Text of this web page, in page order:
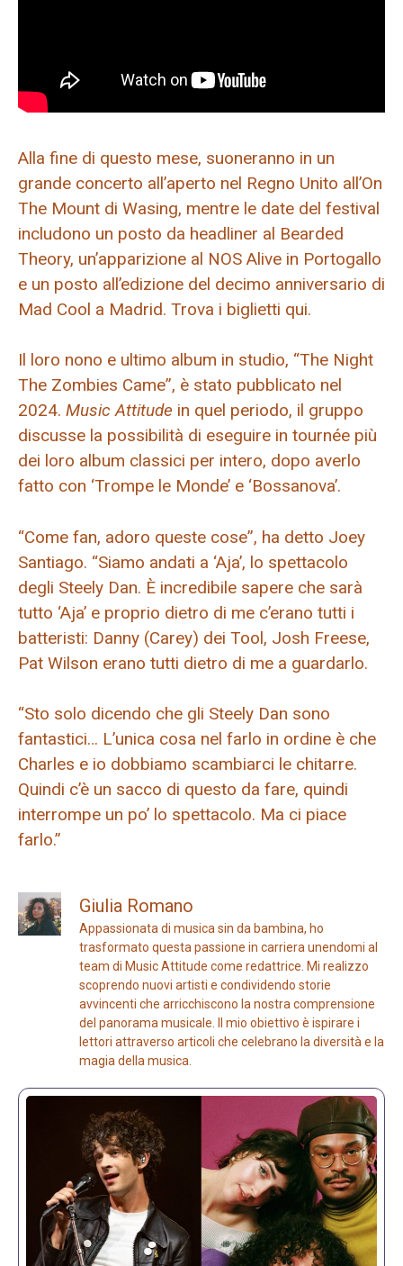
Alla fine di questo mese, suoneranno in un
grande concerto all’aperto nel Regno Unito all’On
The Mount di Wasing, mentre le date del festival
includono un posto da headliner al Bearded
Theory, un’apparizione al NOS Alive in Portogallo
e un posto all’edizione del decimo anniversario di
Mad Cool a Madrid. Trova i biglietti qui.
Il loro nono e ultimo album in studio, “The Night
The Zombies Came”, è stato pubblicato nel
2024. Music Attitude in quel periodo, il gruppo
discusse la possibilità di eseguire in tournée più
dei loro album classici per intero, dopo averlo
fatto con ‘Trompe le Monde’ e ‘Bossanova’.
“Come fan, adoro queste cose”, ha detto Joey
Santiago. “Siamo andati a ‘Aja’, lo spettacolo
degli Steely Dan. È incredibile sapere che sarà
tutto ‘Aja’ e proprio dietro di me c’erano tutti i
batteristi: Danny (Carey) dei Tool, Josh Freese,
Pat Wilson erano tutti dietro di me a guardarlo.
“Sto solo dicendo che gli Steely Dan sono
fantastici… L’unica cosa nel farlo in ordine è che
Charles e io dobbiamo scambiarci le chitarre.
Quindi c’è un sacco di questo da fare, quindi
interrompe un po’ lo spettacolo. Ma ci piace
farlo.”
Giulia Romano
Appassionata di musica sin da bambina, ho
trasformato questa passione in carriera unendomi al
team di Music Attitude come redattrice. Mi realizzo
scoprendo nuovi artisti e condividendo storie
avvincenti che arricchiscono la nostra comprensione
del panorama musicale. Il mio obiettivo è ispirare i
lettori attraverso articoli che celebrano la diversità e la
magia della musica.